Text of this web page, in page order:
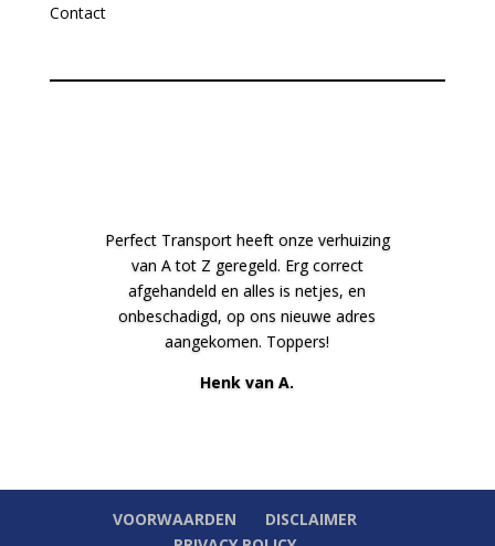
Contact
Perfect Transport heeft onze verhuizing
van A tot Z geregeld. Erg correct
afgehandeld en alles is netjes, en
onbeschadigd, op ons nieuwe adres
aangekomen. Toppers!
Henk van A.
VOORWAARDEN
DISCLAIMER